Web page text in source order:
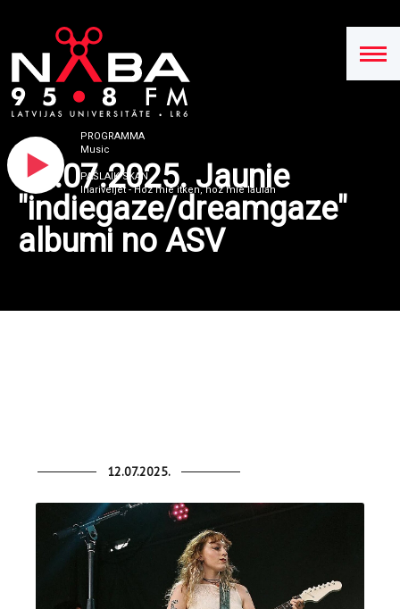
PROGRAMMA
Music
PAŠLAIK SKAN
Inariveljet - Hoz mie itken, hoz mie laulan
12.07.2025. Jaunie
"indiegaze/dreamgaze"
albumi no ASV
12.07.2025.